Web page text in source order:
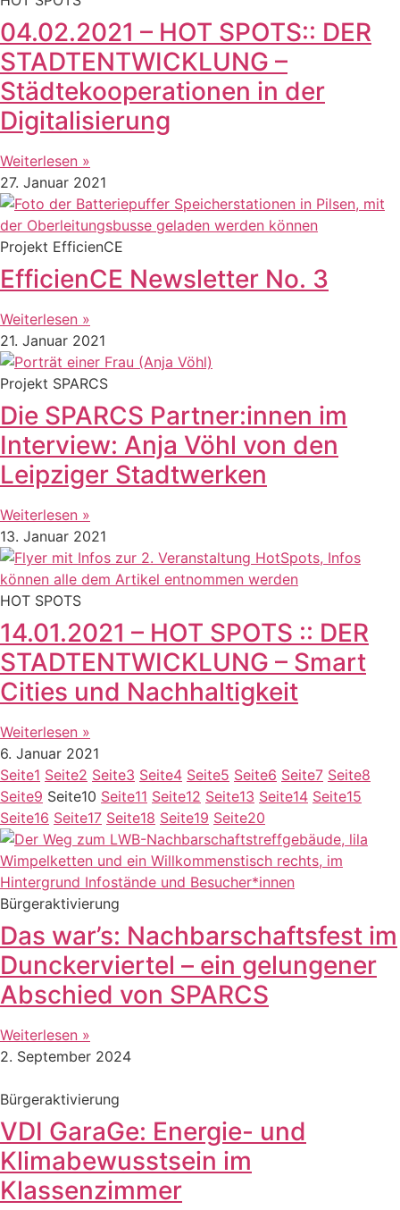
04.02.2021 – HOT SPOTS:: DER
STADTENTWICKLUNG –
Städtekooperationen in der
Digitalisierung
Weiterlesen »
27. Januar 2021
Projekt EfficienCE
EfficienCE Newsletter No. 3
Weiterlesen »
21. Januar 2021
Projekt SPARCS
Die SPARCS Partner:innen im
Interview: Anja Vöhl von den
Leipziger Stadtwerken
Weiterlesen »
13. Januar 2021
HOT SPOTS
14.01.2021 – HOT SPOTS :: DER
STADTENTWICKLUNG – Smart
Cities und Nachhaltigkeit
Weiterlesen »
6. Januar 2021
Seite1 Seite2 Seite3 Seite4 Seite5 Seite6 Seite7 Seite8
Seite9 Seite10 Seite11 Seite12 Seite13 Seite14 Seite15
Seite16 Seite17 Seite18 Seite19 Seite20
Bürgeraktivierung
Das war’s: Nachbarschaftsfest im
Dunckerviertel – ein gelungener
Abschied von SPARCS
Weiterlesen »
2. September 2024
Bürgeraktivierung
VDI GaraGe: Energie- und
Klimabewusstsein im
Klassenzimmer